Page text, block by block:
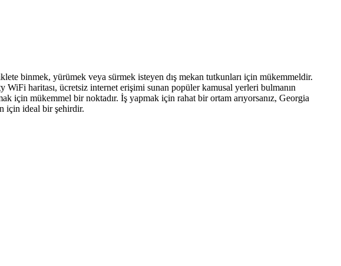
binmek, yürümek veya sürmek isteyen dış mekan tutkunları için mükemmeldir.
haritası, ücretsiz internet erişimi sunan popüler kamusal yerleri bulmanın
için mükemmel bir noktadır. İş yapmak için rahat bir ortam arıyorsanız, Georgia
için ideal bir şehirdir.